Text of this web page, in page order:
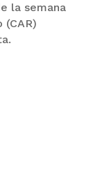
la semana